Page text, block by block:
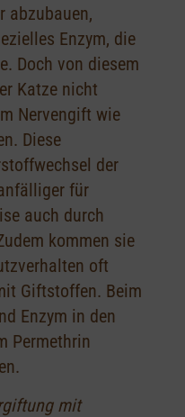
abzubauen,
Enzym, die
Doch von diesem
Katze nicht
Nervengift wie
Diese
der
für
auch durch
kommen sie
oft
Giftstoffen. Beim
Enzym in den
Permethrin
mit